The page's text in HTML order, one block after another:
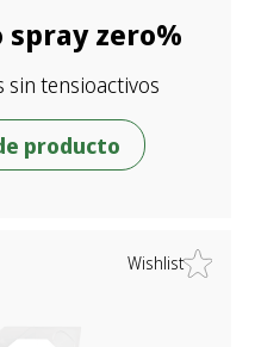
spray zero%
tensioactivos
producto
Wishlist